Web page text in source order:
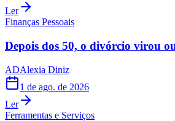
Ler
Finanças Pessoais
Depois dos 50, o divórcio virou
ADAlexia Diniz
1 de ago. de 2026
Ler
Ferramentas e Serviços